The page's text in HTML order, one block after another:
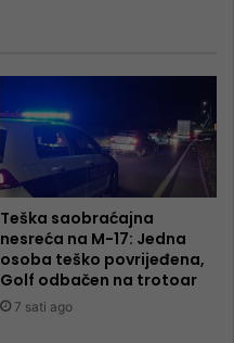
Teška saobraćajna
nesreća na M-17: Jedna
osoba teško povrijeđena,
Golf odbačen na trotoar
7 sati ago